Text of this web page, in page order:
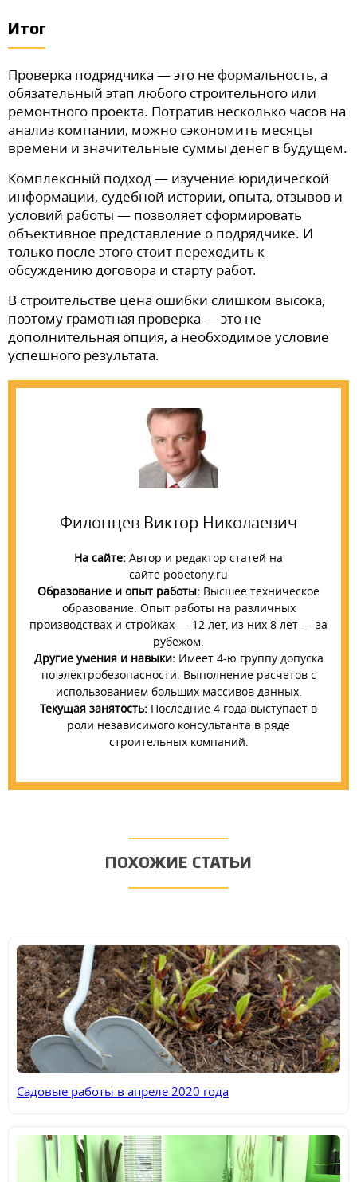
Итог
Проверка подрядчика — это не формальность, а
обязательный этап любого строительного или
ремонтного проекта. Потратив несколько часов на
анализ компании, можно сэкономить месяцы
времени и значительные суммы денег в будущем.
Комплексный подход — изучение юридической
информации, судебной истории, опыта, отзывов и
условий работы — позволяет сформировать
объективное представление о подрядчике. И
только после этого стоит переходить к
обсуждению договора и старту работ.
В строительстве цена ошибки слишком высока,
поэтому грамотная проверка — это не
дополнительная опция, а необходимое условие
успешного результата.
Филонцев Виктор Николаевич
На сайте: Автор и редактор статей на
сайте pobetony.ru
Образование и опыт работы: Высшее техническое
образование. Опыт работы на различных
производствах и стройках — 12 лет, из них 8 лет — за
рубежом.
Другие умения и навыки:Имеет 4-ю группу допуска
по электробезопасности. Выполнение расчетов с
использованием больших массивов данных.
Текущая занятость: Последние 4 года выступает в
роли независимого консультанта в ряде
строительных компаний.
ПОХОЖИЕ СТАТЬИ
Садовые работы в апреле 2020 года